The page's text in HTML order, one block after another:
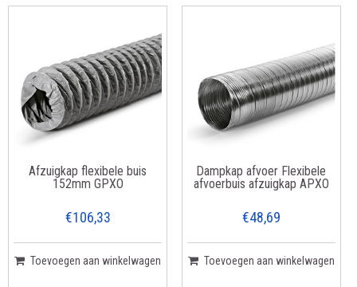
Afzuigkap flexibele buis
152mm GPXO
€106,33
Toevoegen aan winkelwagen
Dampkap afvoer Flexibele
afvoerbuis afzuigkap APXO
€48,69
Toevoegen aan winkelwagen